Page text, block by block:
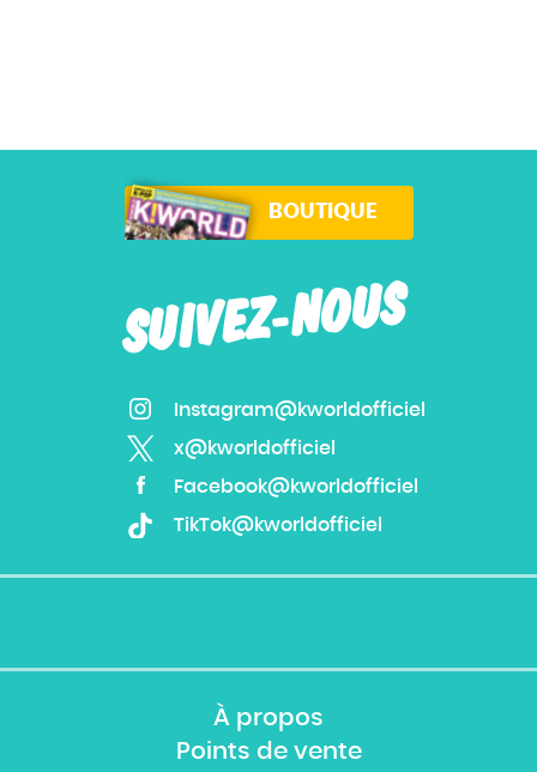
SUIVEZ-NOUS
Instagram@kworldofficiel
x@kworldofficiel
Facebook@kworldofficiel
TikTok@kworldofficiel
BOUTIQUE
À propos
Points de vente